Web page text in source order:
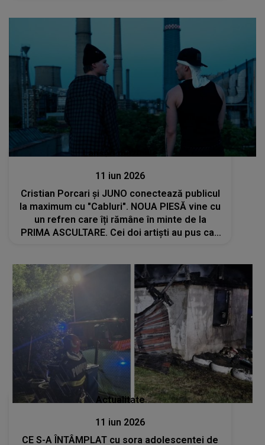
11 iun 2026
Cristian Porcari și JUNO conectează publicul
la maximum cu "Cabluri". NOUA PIESĂ vine cu
un refren care îți rămâne în minte de la
PRIMA ASCULTARE. Cei doi artiști au pus cap
Actualitate
11 iun 2026
CE S-A ÎNTÂMPLAT cu sora adolescentei de